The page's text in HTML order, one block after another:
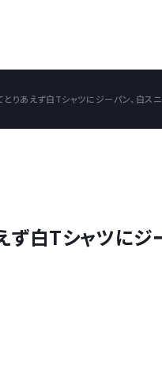
とりあえず白Tシャツにジーパン、白ス
ず白Tシャツに